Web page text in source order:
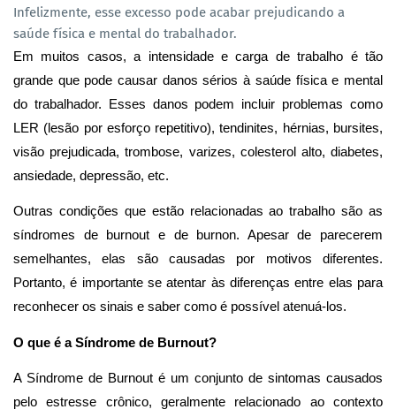
Infelizmente, esse excesso pode acabar prejudicando a
saúde física e mental do trabalhador.
Em muitos casos, a intensidade e carga de trabalho é tão
grande que pode causar danos sérios à saúde física e mental
do trabalhador. Esses danos podem incluir problemas como
LER (lesão por esforço repetitivo), tendinites, hérnias, bursites,
visão prejudicada, trombose, varizes, colesterol alto, diabetes,
ansiedade, depressão, etc.
Outras condições que estão relacionadas ao trabalho são as
síndromes de burnout e de burnon. Apesar de parecerem
semelhantes, elas são causadas por motivos diferentes.
Portanto, é importante se atentar às diferenças entre elas para
reconhecer os sinais e saber como é possível atenuá-los.
O que é a Síndrome de Burnout?
A Síndrome de Burnout é um conjunto de sintomas causados
pelo estresse crônico, geralmente relacionado ao contexto